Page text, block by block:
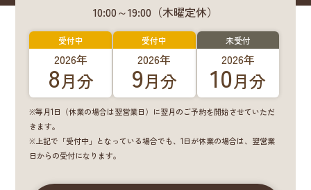
10:00～19:00（木曜定休）
受付中
2026年
8月分
受付中
2026年
9月分
未受付
2026年
10月分
※毎月1日（休業の場合は翌営業日）に翌月のご予約を開始させていただ
きます。
※上記で「受付中」となっている場合でも、1日が休業の場合は、翌営業
日からの受付になります。